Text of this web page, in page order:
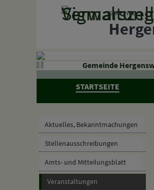
zur Navigation zur Startseite
GEMEINDE
Gemeinde
STARTSEITE
Aktuelles, Bekanntmachungen
Stellenausschreibungen
Amts- und Mitteilungsblatt
Veranstaltungen